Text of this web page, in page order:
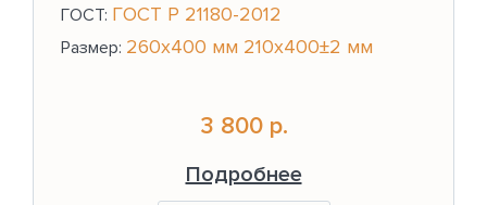
ГОСТ: ГОСТ Р 21180-2012
Размер: 260х400 мм 210х400±2 мм
3 800 р.
Подробнее